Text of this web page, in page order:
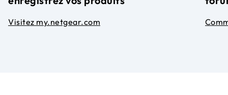
Visitez my.netgear.com